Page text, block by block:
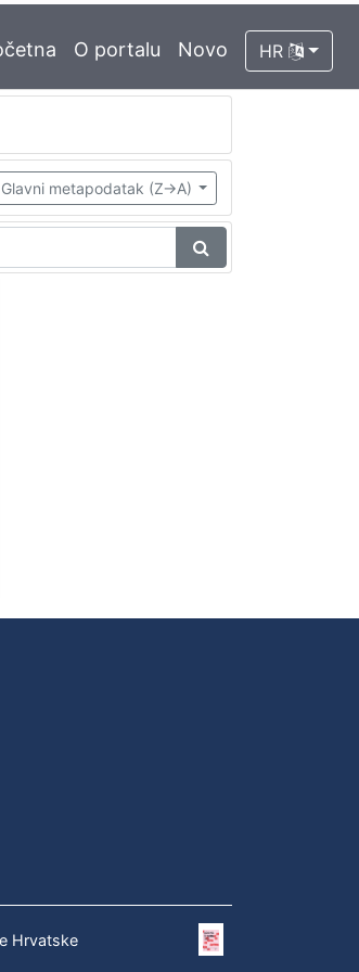
O portalu Novo HR
Glavni metapodatak (Z->A)
Hrvatske